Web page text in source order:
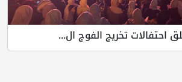
تخريج الفوج ال...